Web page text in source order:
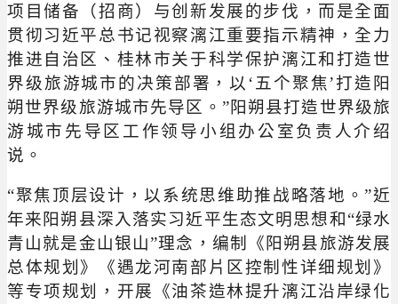
项目储备（招商）与创新发展的步伐，而是全面
贯彻习近平总书记视察漓江重要指示精神，全力
推进自治区、桂林市关于科学保护漓江和打造世
界级旅游城市的决策部署，以‘五个聚焦’打造阳
朔世界级旅游城市先导区。”阳朔县打造世界级旅
游城市先导区工作领导小组办公室负责人介绍
说。
“聚焦顶层设计，以系统思维助推战略落地。”近
年来阳朔县深入落实习近平生态文明思想和“绿水
青山就是金山银山”理念，编制《阳朔县旅游发展
总体规划》《遇龙河南部片区控制性详细规划》
等专项规划，开展《油茶造林提升漓江沿岸绿化